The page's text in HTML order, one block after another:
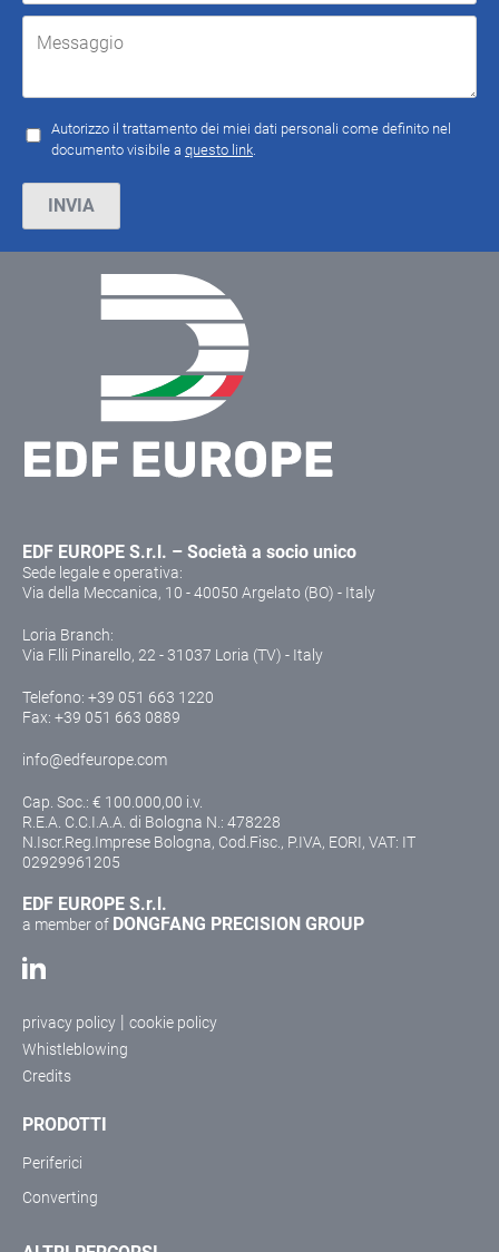
EDF EUROPE S.r.l. – Società a socio unico
Sede legale e operativa:
Via della Meccanica, 10 - 40050 Argelato (BO) - Italy
Loria Branch:
Via F.lli Pinarello, 22 - 31037 Loria (TV) - Italy
Telefono: +39 051 663 1220
Fax: +39 051 663 0889
info@edfeurope.com
Cap. Soc.: € 100.000,00 i.v.
R.E.A. C.C.I.A.A. di Bologna N.: 478228
N.Iscr.Reg.Imprese Bologna, Cod.Fisc., P.IVA, EORI, VAT: IT
02929961205
EDF EUROPE S.r.l.
a member of DONGFANG PRECISION GROUP
privacy policy
cookie policy
Whistleblowing
Credits
PRODOTTI
Periferici
Converting
Autorizzo il trattamento dei miei dati personali come definito nel
documento visibile a questo link
Si prega di lasciare vuoto questo campo.